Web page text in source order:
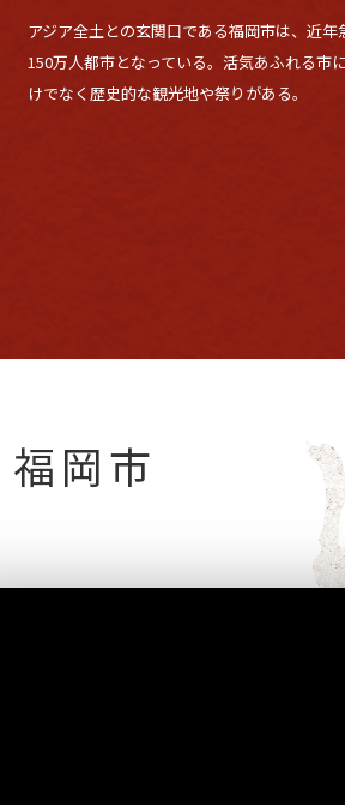
アジア全土との玄関口である福岡市は、近
150万人都市となっている。活気あふれる市
けでなく歴史的な観光地や祭りがある。
岡市